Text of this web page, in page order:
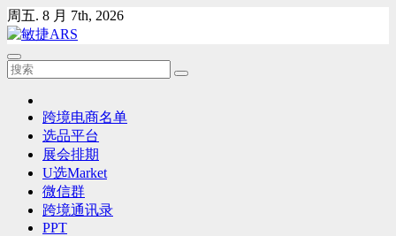
Skip
to
content
周五. 8 月 7th, 2026
跨境电商名单
选品平台
展会排期
U选Market
微信群
跨境通讯录
PPT